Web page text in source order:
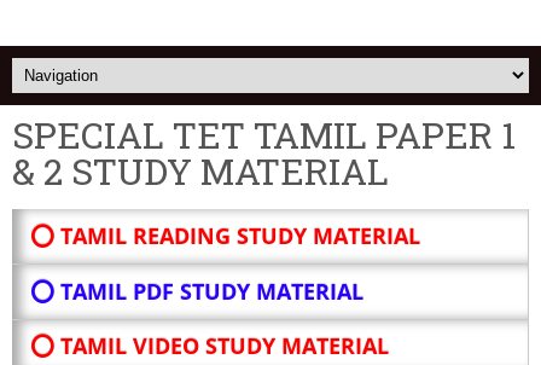
SPECIAL TET TAMIL PAPER 1
& 2 STUDY MATERIAL
⭕ TAMIL READING STUDY MATERIAL
⭕ TAMIL PDF STUDY MATERIAL
⭕ TAMIL VIDEO STUDY MATERIAL